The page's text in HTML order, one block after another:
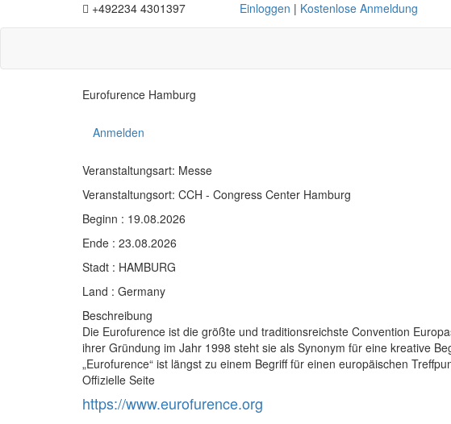
+492234 4301397 Einloggen | Kostenlose Anmeldung
Eurofurence Hamburg
Anmelden
Veranstaltungsart: Messe
Veranstaltungsort: CCH - Congress Center Hamburg
Beginn : 19.08.2026
Ende : 23.08.2026
Stadt : HAMBURG
Land : Germany
Beschreibung
Die Eurofurence ist die größte und traditionsreichste Convention
ihrer Gründung im Jahr 1998 steht sie als Synonym für eine kreative
„Eurofurence“ ist längst zu einem Begriff für einen europäischen
Offizielle Seite
https://www.eurofurence.org